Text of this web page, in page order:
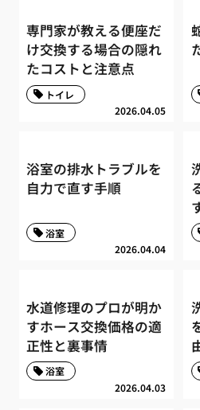
専門家が教える便座だ
け交換する場合の隠れ
たコストと注意点
2026.04.05
トイレ
浴室の排水トラブルを
自力で直す手順
2026.04.04
浴室
水道修理のプロが明か
すホース交換価格の適
正性と裏事情
2026.04.03
浴室